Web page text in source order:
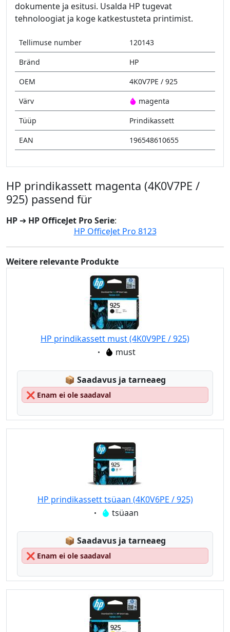
dokumente ja esitusi. Usalda HP tugevat
tehnoloogiat ja koge katkestusteta printimist.
Tellimuse number
120143
Bränd
HP
OEM
4K0V7PE / 925
Värv
magenta
Tüüp
Prindikassett
EAN
196548610655
HP prindikassett magenta (4K0V7PE /
925) passend für
HP ➔ HP OfficeJet Pro Serie:
HP OfficeJet Pro 8123
Weitere relevante Produkte
HP prindikassett must (4K0V9PE / 925)
Eigenschaft:
must
📦 Lagerstatus:
Saadavus ja tarneaeg
❌ Enam ei ole saadaval
HP prindikassett tsüaan (4K0V6PE / 925)
Eigenschaft:
tsüaan
📦 Lagerstatus:
Saadavus ja tarneaeg
❌ Enam ei ole saadaval